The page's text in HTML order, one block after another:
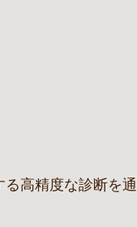
高精度な診断を通